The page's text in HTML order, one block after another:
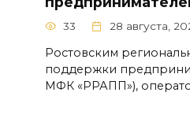
33 28 августа,
Ростовским
поддержки
МФК «РРАПП»),